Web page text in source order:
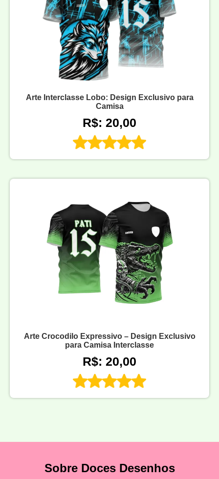
Arte Interclasse Lobo: Design Exclusivo para
Camisa
R$: 20,00
Arte Crocodilo Expressivo – Design Exclusivo
para Camisa Interclasse
R$: 20,00
Sobre Doces Desenhos